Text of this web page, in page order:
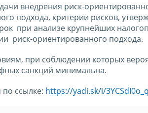
внедрения риск-
подхода, критерии рисков,
при анализе крупнейших
риск-ориентированного подхода.
при соблюдении которых
санкций минимальна.
ссылке: https://yadi.sk/i/